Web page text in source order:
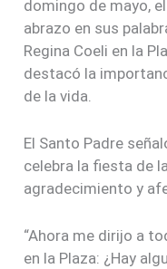
domingo de mayo,
abrazo en sus
Regina Coeli en la
destacó la
de la vida.
El Santo Padre
celebra la fiesta de
agradecimiento y
“Ahora me dirijo a
en la Plaza: ¿Hay